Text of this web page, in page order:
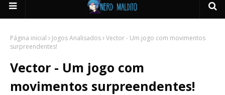
Página inicial Jogos Analisados Vector - Um jogo com movimentos
surpreendentes!
Vector - Um jogo com
movimentos surpreendentes!